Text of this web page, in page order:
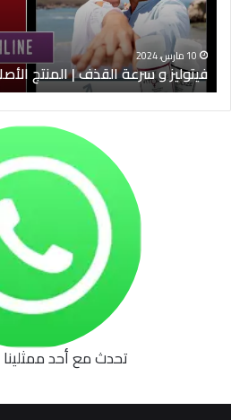
الأصلي
10 مارس، 2024
فيتوليز و سرعة القذف | المنتج
تحدث مع أحد